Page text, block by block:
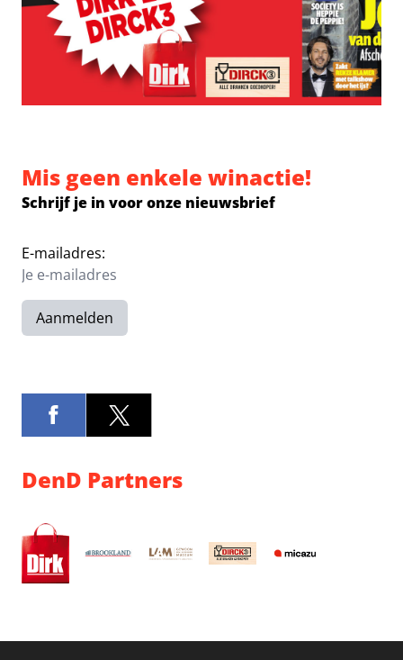
Mis geen enkele winactie!
Schrijf je in voor onze nieuwsbrief
E-mailadres:
Aanmelden
DenD Partners